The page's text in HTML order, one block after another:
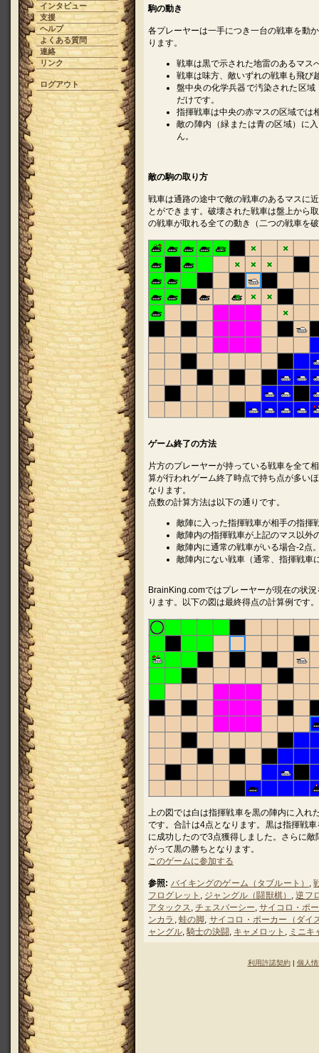
インタビュー
支援
ヘルプ
よくある質問
連絡
リンク
ログアウト
駒の動き
各プレーヤーは一手につき一台の戦車を動
ります。
戦車は黒で示された地雷のあるマス
戦車は味方、敵いずれの戦車も飛び
盤中央の化学兵器で汚染された区
だけです。
指揮戦車は中央の赤マスの区域では
敵の陣内（緑または青の区域）に
ん。
敵の駒の取り方
戦車は通路の途中で敵の戦車のあるマスに
とができます。破壊された戦車は盤上から
の戦車が取れる全ての動き（二つの戦車を
ゲーム終了の方法
片方のプレーヤーが持っている戦車を全て
算が行われゲーム終了時点で持ち点が多い
なります。
点数の計算方法は以下の通りです。
敵陣に入った指揮戦車が相手の指揮
敵陣内の指揮戦車が上記のマス以外
敵陣内に通常の戦車がいる場合‐2点
敵陣内にない戦車（通常、指揮戦車
BrainKing.comではプレーヤーが現在の状
ります。以下の図は最終得点の計算例です。
上の図では白は指揮戦車を黒の陣内に入れ
です。合計は4点となります。黒は指揮戦
に成功したので3点獲得しました。さらに
がって黒の勝ちとなります。
このゲームに参加する
参照: バイキングのゲーム（タブルート） ,
フログレット , ジャングル（闘獣棋） ,逆フ
アタックス, チェスバーシー, サイコロ・ポ
ンカラ , 蛙の脚, サイコロ・ポーカー（ダイ
ャングル, 騎士の決闘, キャメロット , ミニキ
利用許諾契約| 個人